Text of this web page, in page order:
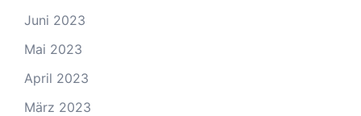
Juni 2023
Mai 2023
April 2023
März 2023